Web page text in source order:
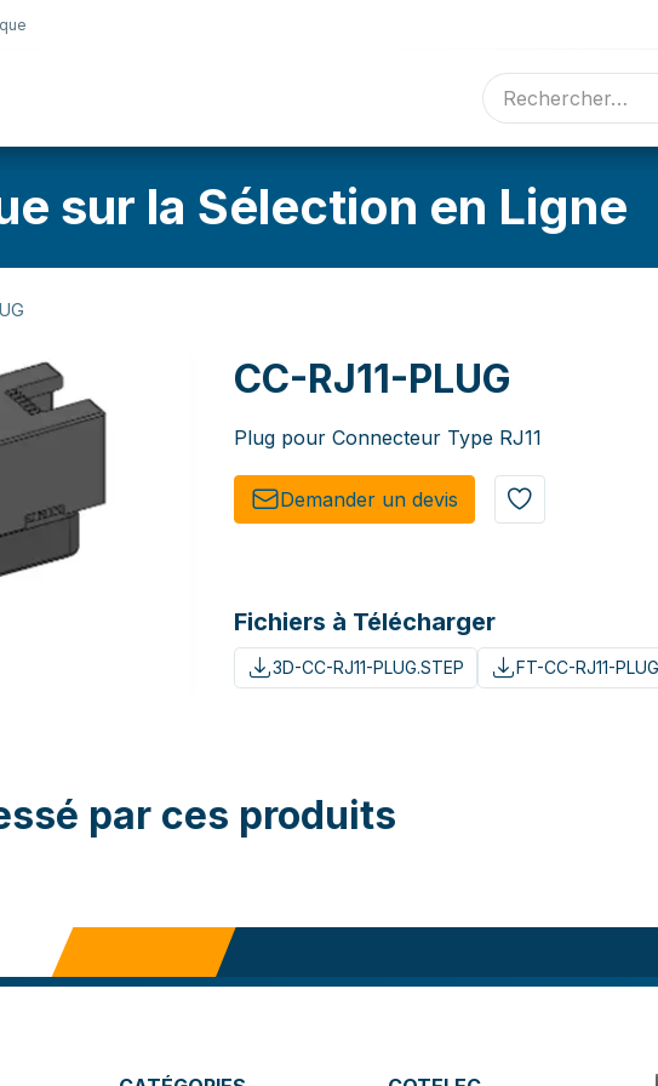
Sélection en ligne Contact
sur la Sélection en Ligne
CC-RJ11-PLUG
Plug pour Connecteur Type RJ11
Demander un de​​vis​​
Fichiers à Télécharger
3D-CC-RJ11-PLUG.STEP FT-CC-RJ11-
par ces produits